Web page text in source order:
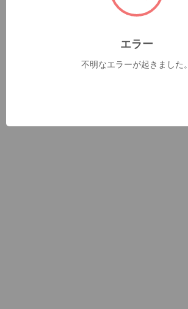
エラー
不明なエラーが起きました。